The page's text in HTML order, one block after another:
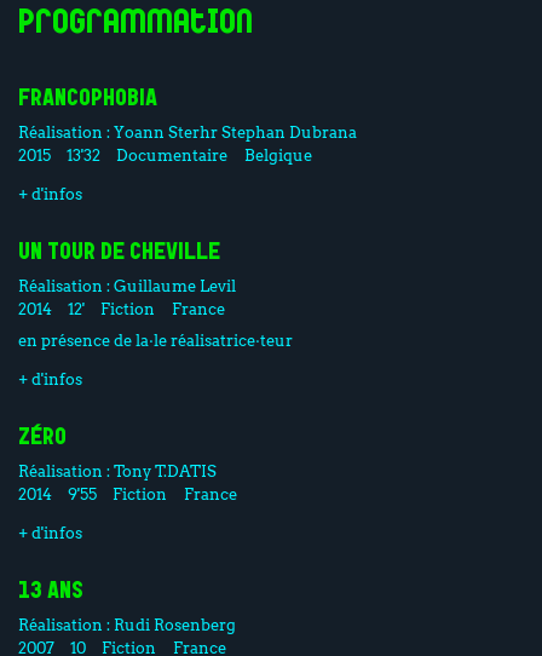
Programmation
FRANCOPHOBIA
Réalisation :Yoann SterhrStephan Dubrana
2015
13'32 Documentaire Belgique
+ d'infos
UN TOUR DE CHEVILLE
Réalisation :Guillaume Levil
2014
12' Fiction
France
en présence de la·le réalisatrice·teur
+ d'infos
ZÉRO
Réalisation :Tony T.DATIS
2014
9'55 Fiction France
+ d'infos
13 ANS
Réalisation : Rudi Rosenberg
2007
10 Fiction France